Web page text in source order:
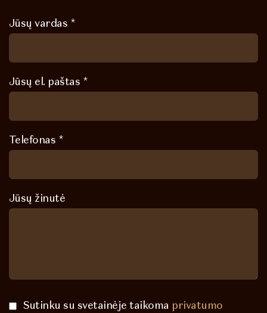
Jūsų vardas *
Jūsų el. paštas *
Telefonas *
Jūsų žinutė
Sutinku su svetainėje taikoma privatumo